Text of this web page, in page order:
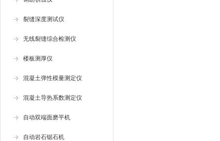
裂缝深度测试仪
无线裂缝综合检测仪
楼板测厚仪
混凝土弹性模量测定仪
混凝土导热系数测定仪
自动双端面磨平机
自动岩石锯石机